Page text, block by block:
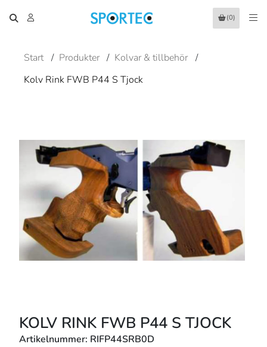
(0)
Start / Produkter / Kolvar & tillbehör /
Kolv Rink FWB P44 S Tjock
KOLV RINK FWB P44 S TJOCK
Artikelnummer: RIFP44SRB0D